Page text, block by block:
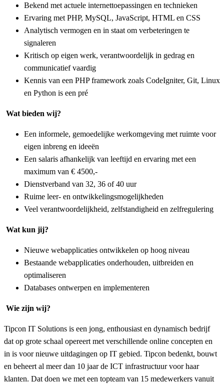
Bekend met actuele internettoepassingen en technieken
Ervaring met PHP, MySQL, JavaScript, HTML en CSS
Analytisch vermogen en in staat om verbeteringen te
signaleren
Kritisch op eigen werk, verantwoordelijk in gedrag en
communicatief vaardig
Kennis van een PHP framework zoals CodeIgniter, Git, Linux
en Python is een pré
Wat bieden wij?
Een informele, gemoedelijke werkomgeving met ruimte voor
eigen inbreng en ideeën
Een salaris afhankelijk van leeftijd en ervaring met een
maximum van € 4500,-
Dienstverband van 32, 36 of 40 uur
Ruime leer- en ontwikkelingsmogelijkheden
Veel verantwoordelijkheid, zelfstandigheid en zelfregulering
Wat kun jij?
Nieuwe webapplicaties ontwikkelen op hoog niveau
Bestaande webapplicaties onderhouden, uitbreiden en
optimaliseren
Databases ontwerpen en implementeren
Wie zijn wij?
Tipcon IT Solutions is een jong, enthousiast en dynamisch bedrijf
dat op grote schaal opereert met verschillende online concepten en
in is voor nieuwe uitdagingen op IT gebied. Tipcon bedenkt, bouwt
en beheert al meer dan 10 jaar de ICT infrastructuur voor haar
klanten. Dat doen we met een topteam van 15 medewerkers vanuit